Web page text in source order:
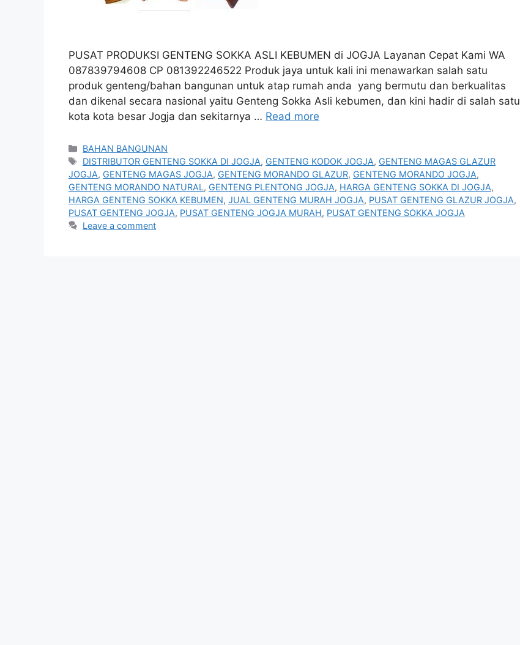
PUSAT PRODUKSI GENTENG SOKKA ASLI KEBUMEN di JOGJA Layanan Cepat Kami WA
087839794608 CP 081392246522 Produk jaya untuk kali ini menawarkan salah satu
produk genteng/bahan bangunan untuk atap rumah anda yang bermutu dan berkualitas
dan dikenal secara nasional yaitu Genteng Sokka Asli kebumen, dan kini hadir di salah satu
kota kota besar Jogja dan sekitarnya … Read more
Categories
BAHAN BANGUNAN
Tags
DISTRIBUTOR GENTENG SOKKA DI JOGJA, GENTENG KODOK JOGJA, GENTENG MAGAS GLAZUR
JOGJA, GENTENG MAGAS JOGJA, GENTENG MORANDO GLAZUR, GENTENG MORANDO JOGJA,
GENTENG MORANDO NATURAL, GENTENG PLENTONG JOGJA, HARGA GENTENG SOKKA DI JOGJA,
HARGA GENTENG SOKKA KEBUMEN, JUAL GENTENG MURAH JOGJA, PUSAT GENTENG GLAZUR JOGJA,
PUSAT GENTENG JOGJA, PUSAT GENTENG JOGJA MURAH, PUSAT GENTENG SOKKA JOGJA
Leave a comment